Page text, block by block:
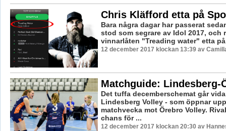
Chris Kläfford etta på
Bara några dagar har passerat
stod som segrare av Idol 2017, och
vinnarlåten "Treading water" etta
12 december 2017 klockan 13:39 av
Matchguide: Lindesberg-
Det tuffa decemberschemat går
Lindesberg Volley - som öppnar
matchvecka mot Örebro Volley.
chans för ...
12 december 2017 klockan 20:30 av